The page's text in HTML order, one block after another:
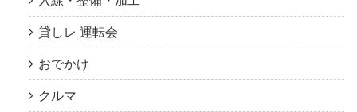
貸しレ 運転会
おでかけ
クルマ